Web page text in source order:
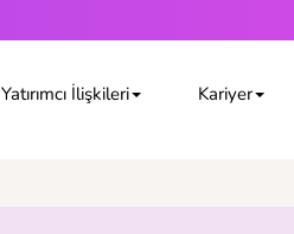
Yatırımcı İlişkileri Kariyer